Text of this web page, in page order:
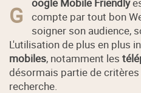
G oogle Mobile Friendly
compte par tout bon
soigner son audience,
L'utilisation de plus en plus
mobiles, notamment les
désormais partie de
recherche.